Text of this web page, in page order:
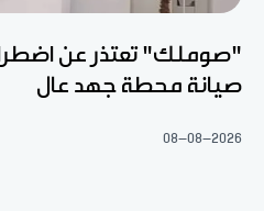
"صوملك" تعتذر عن
صيانة محطة جهد عال
08-08-2026